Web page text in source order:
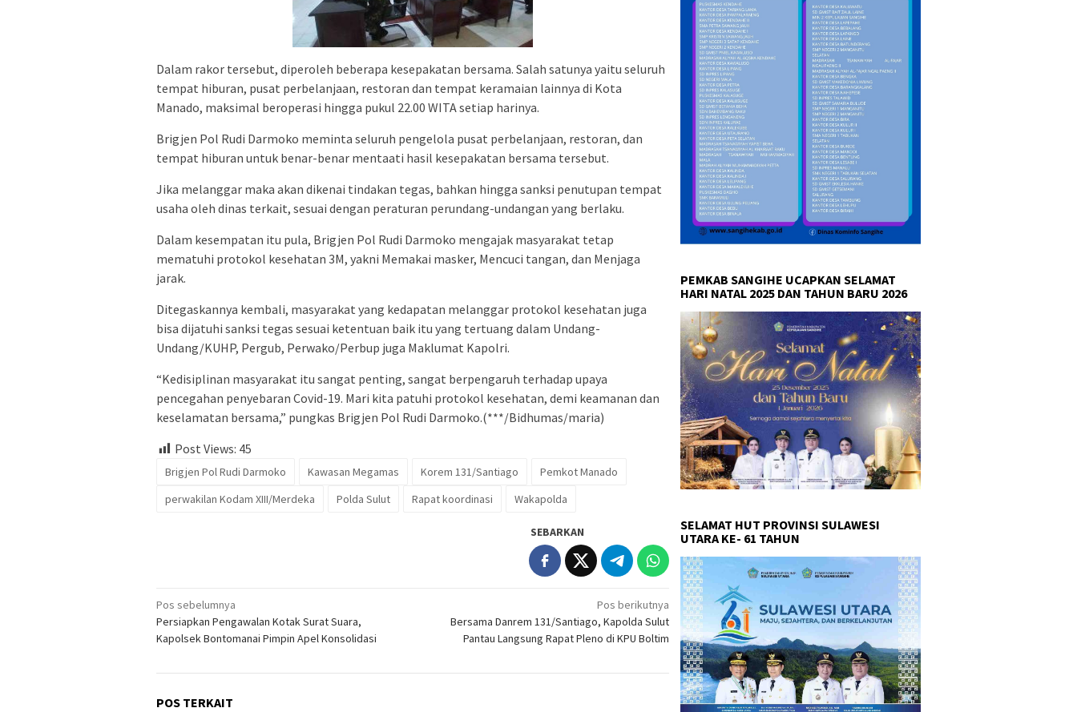
Dalam rakor tersebut, diperoleh beberapa kesepakatan bersama. Salah satunya yaitu seluruh
tempat hiburan, pusat perbelanjaan, restoran dan tempat keramaian lainnya di Kota
Manado, maksimal beroperasi hingga pukul 22.00 WITA setiap harinya.
Brigjen Pol Rudi Darmoko meminta seluruh pengelola pusat perbelanjaan, restoran, dan
tempat hiburan untuk benar-benar mentaati hasil kesepakatan bersama tersebut.
Jika melanggar maka akan dikenai tindakan tegas, bahkan hingga sanksi penutupan tempat
usaha oleh dinas terkait, sesuai dengan peraturan perundang-undangan yang berlaku.
Dalam kesempatan itu pula, Brigjen Pol Rudi Darmoko mengajak masyarakat tetap
mematuhi protokol kesehatan 3M, yakni Memakai masker, Mencuci tangan, dan Menjaga
jarak.
Ditegaskannya kembali, masyarakat yang kedapatan melanggar protokol kesehatan juga
bisa dijatuhi sanksi tegas sesuai ketentuan baik itu yang tertuang dalam Undang-
Undang/KUHP, Pergub, Perwako/Perbup juga Maklumat Kapolri.
“Kedisiplinan masyarakat itu sangat penting, sangat berpengaruh terhadap upaya
pencegahan penyebaran Covid-19. Mari kita patuhi protokol kesehatan, demi keamanan dan
keselamatan bersama,” pungkas Brigjen Pol Rudi Darmoko.(***/Bidhumas/maria)
Post Views: 45
Brigjen Pol Rudi Darmoko Kawasan Megamas Korem 131/Santiago
Pemkot Manado
perwakilan Kodam XIII/Merdeka
Polda Sulut Rapat koordinasi Wakapolda
SEBARKAN
Navigasi
pos
Pos sebelumnya
Persiapkan Pengawalan Kotak Surat Suara,
Kapolsek Bontomanai Pimpin Apel Konsolidasi
Pos berikutnya
Bersama Danrem 131/Santiago, Kapolda Sulut
Pantau Langsung Rapat Pleno di KPU Boltim
POS TERKAIT
PEMKAB SANGIHE UCAPKAN SELAMAT
HARI NATAL 2025 DAN TAHUN BARU 2026
SELAMAT HUT PROVINSI SULAWESI
UTARA KE- 61 TAHUN